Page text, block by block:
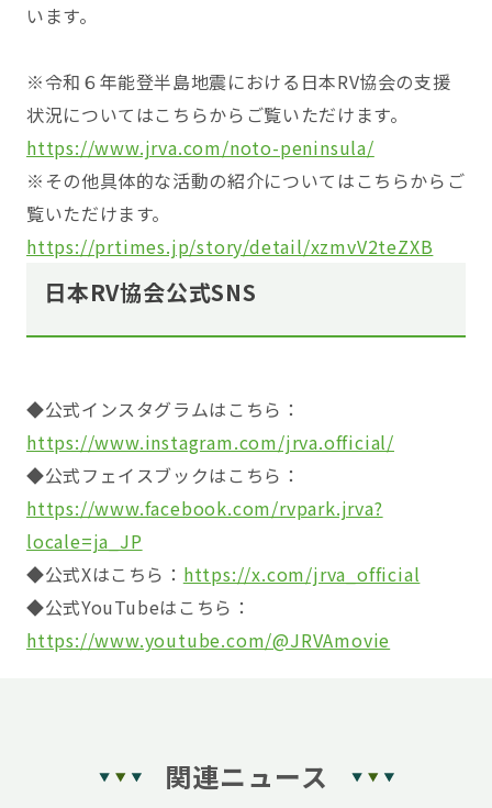
います。
※令和６年能登半島地震における日本RV協会の支援
状況についてはこちらからご覧いただけます。
https://www.jrva.com/noto-peninsula/
※その他具体的な活動の紹介についてはこちらからご
覧いただけます。
https://prtimes.jp/story/detail/xzmvV2teZXB
日本RV協会公式SNS
◆公式インスタグラムはこちら：
https://www.instagram.com/jrva.official/
◆公式フェイスブックはこちら：
https://www.facebook.com/rvpark.jrva?
locale=ja_JP
◆公式Xはこちら： https://x.com/jrva_official
◆公式YouTubeはこちら：
https://www.youtube.com/@JRVAmovie
関連ニュース